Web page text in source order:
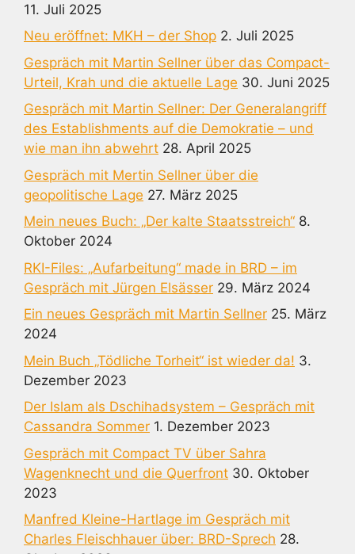
11. Juli 2025
Neu eröffnet: MKH – der Shop 2. Juli 2025
Gespräch mit Martin Sellner über das Compact-
Urteil, Krah und die aktuelle Lage 30. Juni 2025
Gespräch mit Martin Sellner: Der Generalangriff
des Establishments auf die Demokratie – und
wie man ihn abwehrt 28. April 2025
Gespräch mit Mertin Sellner über die
geopolitische Lage 27. März 2025
Mein neues Buch: „Der kalte Staatsstreich“ 8.
Oktober 2024
RKI-Files: „Aufarbeitung“ made in BRD – im
Gespräch mit Jürgen Elsässer 29. März 2024
Ein neues Gespräch mit Martin Sellner 25. März
2024
Mein Buch „Tödliche Torheit“ ist wieder da! 3.
Dezember 2023
Der Islam als Dschihadsystem – Gespräch mit
Cassandra Sommer 1. Dezember 2023
Gespräch mit Compact TV über Sahra
Wagenknecht und die Querfront 30. Oktober
2023
Manfred Kleine-Hartlage im Gespräch mit
Charles Fleischhauer über: BRD-Sprech 28.